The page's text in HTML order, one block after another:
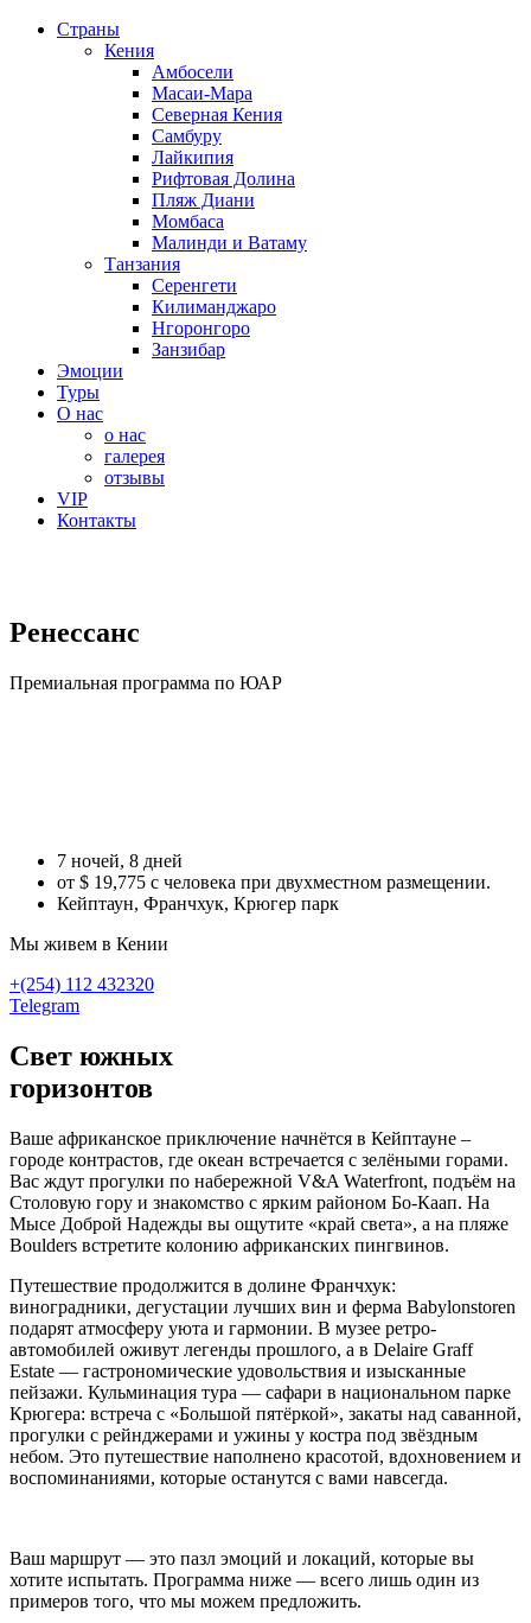
Страны
Кения
Амбосели
Масаи-Мара
Северная Кения
Самбуру
Лайкипия
Рифтовая Долина
Пляж Диани
Момбаса
Малинди и Ватаму
Танзания
Серенгети
Килиманджаро
Нгоронгоро
Занзибар
Эмоции
Туры
О нас
о нас
галерея
отзывы
VIP
Контакты
Ренессанс
Премиальная программа по ЮАР
7 ночей, 8 дней
от $ 19,775 с человека при двухместном размещении.
Кейптаун, Франчхук, Крюгер парк
Мы живем в Кении
+(254) 112 432320
Telegram
Свет южных
горизонтов
Ваше африканское приключение начнётся в Кейптауне –
городе контрастов, где океан встречается с зелёными горами.
Вас ждут прогулки по набережной V&A Waterfront, подъём на
Столовую гору и знакомство с ярким районом Бо-Каап. На
Мысе Доброй Надежды вы ощутите «край света», а на пляже
Boulders встретите колонию африканских пингвинов.
Путешествие продолжится в долине Франчхук:
виноградники, дегустации лучших вин и ферма Babylonstoren
подарят атмосферу уюта и гармонии. В музее ретро-
автомобилей оживут легенды прошлого, а в Delaire Graff
Estate — гастрономические удовольствия и изысканные
пейзажи. Кульминация тура — сафари в национальном парке
Крюгера: встреча с «Большой пятёркой», закаты над саванной,
прогулки с рейнджерами и ужины у костра под звёздным
небом. Это путешествие наполнено красотой, вдохновением и
воспоминаниями, которые останутся с вами навсегда.
Ваш маршрут — это пазл эмоций и локаций, которые вы
хотите испытать. Программа ниже — всего лишь один из
примеров того, что мы можем предложить.